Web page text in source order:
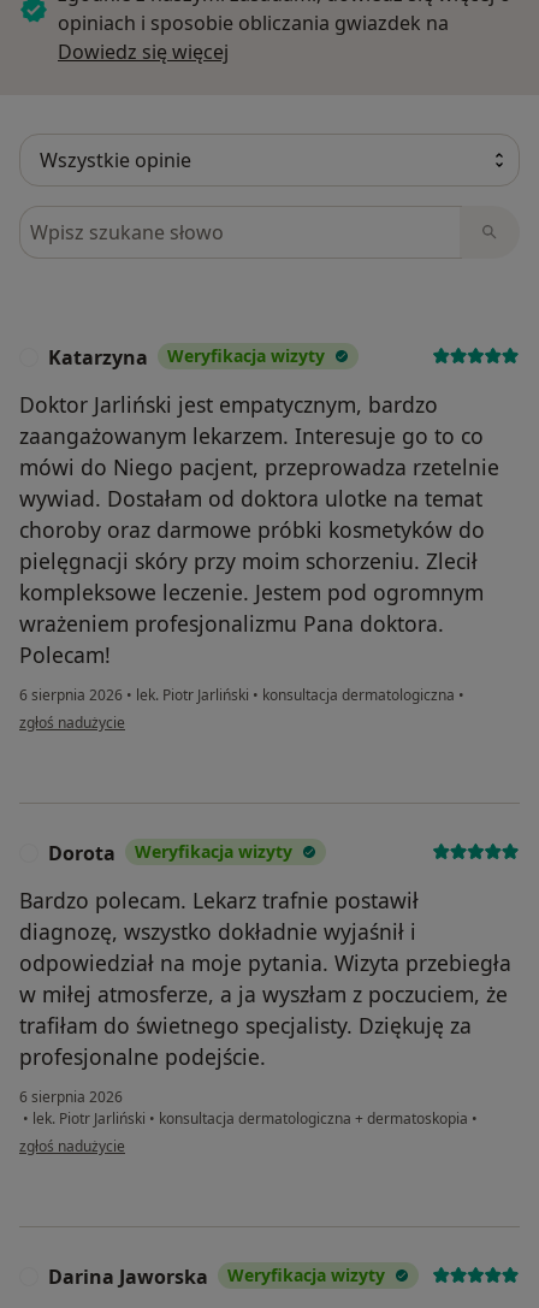
opiniach i sposobie obliczania gwiazdek na
Dowiedz się więcej
Szukaj w opiniach
Katarzyna Weryfikacja wizyty
Doktor Jarliński jest empatycznym, bardzo
zaangażowanym lekarzem. Interesuje go to co
mówi do Niego pacjent, przeprowadza rzetelnie
wywiad. Dostałam od doktora ulotke na temat
choroby oraz darmowe próbki kosmetyków do
pielęgnacji skóry przy moim schorzeniu. Zlecił
kompleksowe leczenie. Jestem pod ogromnym
wrażeniem profesjonalizmu Pana doktora.
Polecam!
6 sierpnia 2026 • lek. Piotr Jarliński • konsultacja dermatologiczna •
w opinii użytkownika Katarzyna
zgłoś nadużycie
Dorota Weryfikacja wizyty
Bardzo polecam. Lekarz trafnie postawił
diagnozę, wszystko dokładnie wyjaśnił i
odpowiedział na moje pytania. Wizyta przebiegła
w miłej atmosferze, a ja wyszłam z poczuciem, że
trafiłam do świetnego specjalisty. Dziękuję za
profesjonalne podejście.
6 sierpnia 2026
• lek. Piotr Jarliński • konsultacja dermatologiczna + dermatoskopia •
w opinii użytkownika Dorota
zgłoś nadużycie
Darina Jaworska Weryfikacja wizyty